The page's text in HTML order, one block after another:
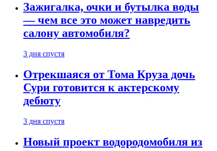
Зажигалка, очки и бутылка воды
— чем все это может навредить
салону автомобиля?
3 дня спустя
Отрекшаяся от Тома Круза дочь
Сури готовится к актерскому
дебюту
3 дня спустя
Новый проект водородомобиля из